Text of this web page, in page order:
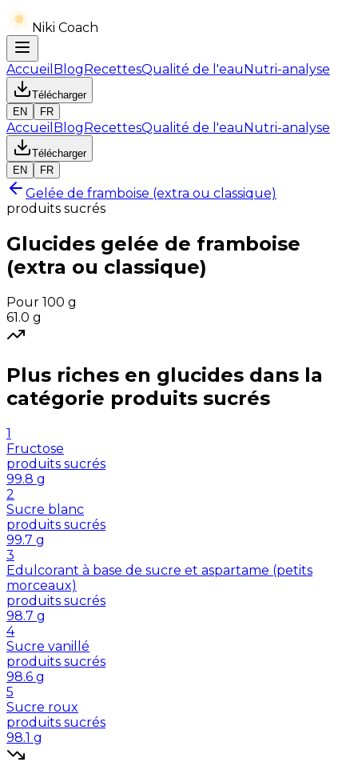
Niki Coach
Accueil BlogRecettesQualité de l'eauNutri-analyse
Télécharger
EN
FR
Accueil BlogRecettesQualité de l'eauNutri-analyse
Télécharger
EN
FR
Gelée de framboise (extra ou classique)
produits sucrés
Glucides gelée de framboise
(extra ou classique)
Pour 100 g
61.0 g
Plus riches en glucides dans la
catégorie produits sucrés
1
Fructose
produits sucrés
99.8 g
2
Sucre blanc
produits sucrés
99.7 g
3
Edulcorant à base de sucre et aspartame (petits
morceaux)
produits sucrés
98.7 g
4
Sucre vanillé
produits sucrés
98.6 g
5
Sucre roux
produits sucrés
98.1 g